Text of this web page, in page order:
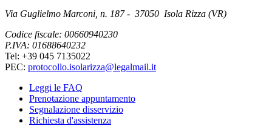
Via Guglielmo Marconi, n. 187 - 37050 Isola Rizza (VR)
Codice fiscale: 00660940230
P.IVA: 01688640232
Tel: +39 045 7135022
PEC: protocollo.isolarizza@legalmail.it
Leggi le FAQ
Prenotazione appuntamento
Segnalazione disservizio
Richiesta d'assistenza